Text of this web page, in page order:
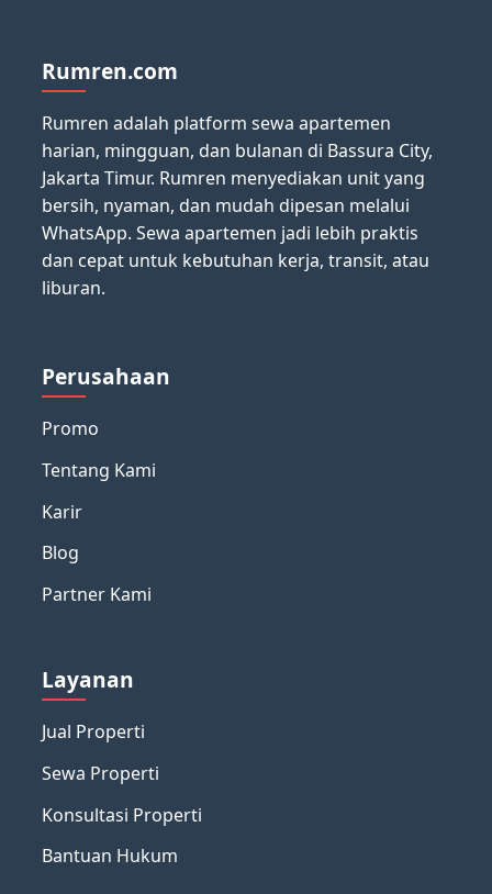
Rumren.com
Rumren adalah platform sewa apartemen
harian, mingguan, dan bulanan di Bassura City,
Jakarta Timur. Rumren menyediakan unit yang
bersih, nyaman, dan mudah dipesan melalui
WhatsApp. Sewa apartemen jadi lebih praktis
dan cepat untuk kebutuhan kerja, transit, atau
liburan.
Perusahaan
Promo
Tentang Kami
Karir
Blog
Partner Kami
Layanan
Jual Properti
Sewa Properti
Konsultasi Properti
Bantuan Hukum